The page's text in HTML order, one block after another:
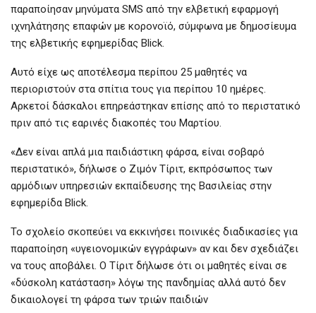
παραποίησαν μηνύματα SMS από την ελβετική εφαρμογή
ιχνηλάτησης επαφών με κορονοϊό, σύμφωνα με δημοσίευμα
της ελβετικής εφημερίδας Blick.
Αυτό είχε ως αποτέλεσμα περίπου 25 μαθητές να
περιοριστούν στα σπίτια τους για περίπου 10 ημέρες.
Αρκετοί δάσκαλοι επηρεάστηκαν επίσης από το περιστατικό
πριν από τις εαρινές διακοπές του Μαρτίου.
«Δεν είναι απλά μια παιδιάστικη φάρσα, είναι σοβαρό
περιστατικό», δήλωσε ο Ζιμόν Τίριτ, εκπρόσωπος των
αρμόδιων υπηρεσιών εκπαίδευσης της Βασιλείας στην
εφημερίδα Blick.
Το σχολείο σκοπεύει να εκκινήσει ποινικές διαδικασίες για
παραποίηση «υγειονομικών εγγράφων» αν και δεν σχεδιάζει
να τους αποβάλει. Ο Τίριτ δήλωσε ότι οι μαθητές είναι σε
«δύσκολη κατάσταση» λόγω της πανδημίας αλλά αυτό δεν
δικαιολογεί τη φάρσα των τριών παιδιών